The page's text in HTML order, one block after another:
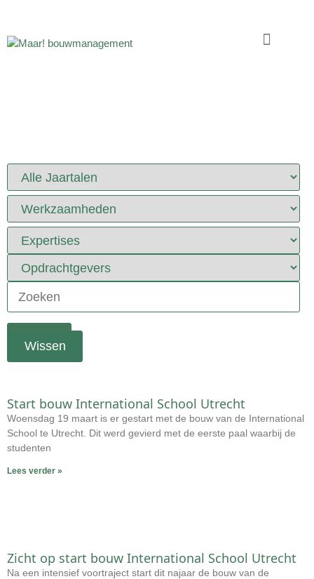
Wissen
Start bouw International School Utrecht
Woensdag 19 maart is er gestart met de bouw van de International
School te Utrecht. Dit werd gevierd met de eerste paal waarbij de
studenten
Lees verder »
Zicht op start bouw International School Utrecht
Na een intensief voortraject start dit najaar de bouw van de